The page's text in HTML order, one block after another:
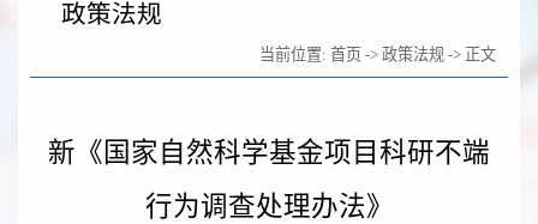
政策法规
当前位置: 首页 -> 政策法规 -> 正文
新《国家自然科学基金项目科研不端
行为调查处理办法》